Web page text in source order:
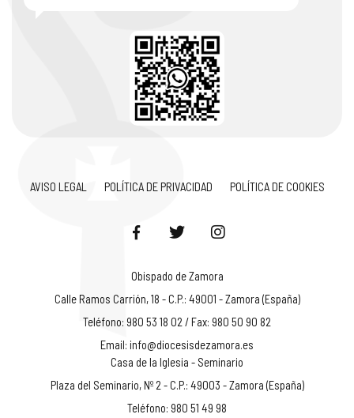
AVISO LEGAL POLÍTICA DE PRIVACIDAD POLÍTICA DE COOKIES
Obispado de Zamora
Calle Ramos Carrión, 18 - C.P.: 49001 - Zamora (España)
Teléfono: 980 53 18 02 / Fax: 980 50 90 82
Email: info@diocesisdezamora.es
Casa de la Iglesia - Seminario
Plaza del Seminario, Nº 2 - C.P.: 49003 - Zamora (España)
Teléfono: 980 51 49 98